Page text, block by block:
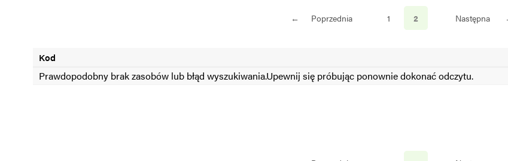
← Poprzednia 1 2 Następna
Kod
Prawdopodobny brak zasobów lub błąd wyszukiwania.Upewnij się próbując ponownie dokonać odczytu.